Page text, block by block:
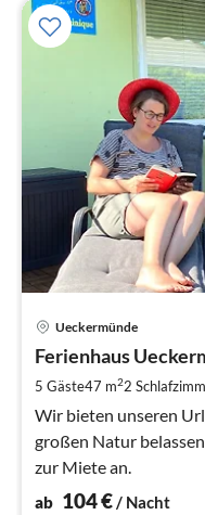
Ueckermünde
Ferienhaus
5 Gäste47 m22
Wir bieten unseren
großen Natur
zur Miete an.
ab 104€/ Nacht